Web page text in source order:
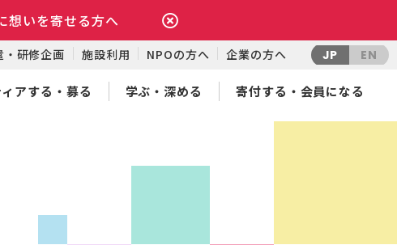
想いを寄せる方へ
・研修企画 施設利用 NPOの方へ 企業の方へ JP EN
アする・募る 学ぶ・深める 寄付する・会員になる